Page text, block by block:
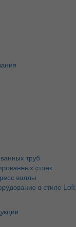
труб
стоек
воллы
в стиле Loft